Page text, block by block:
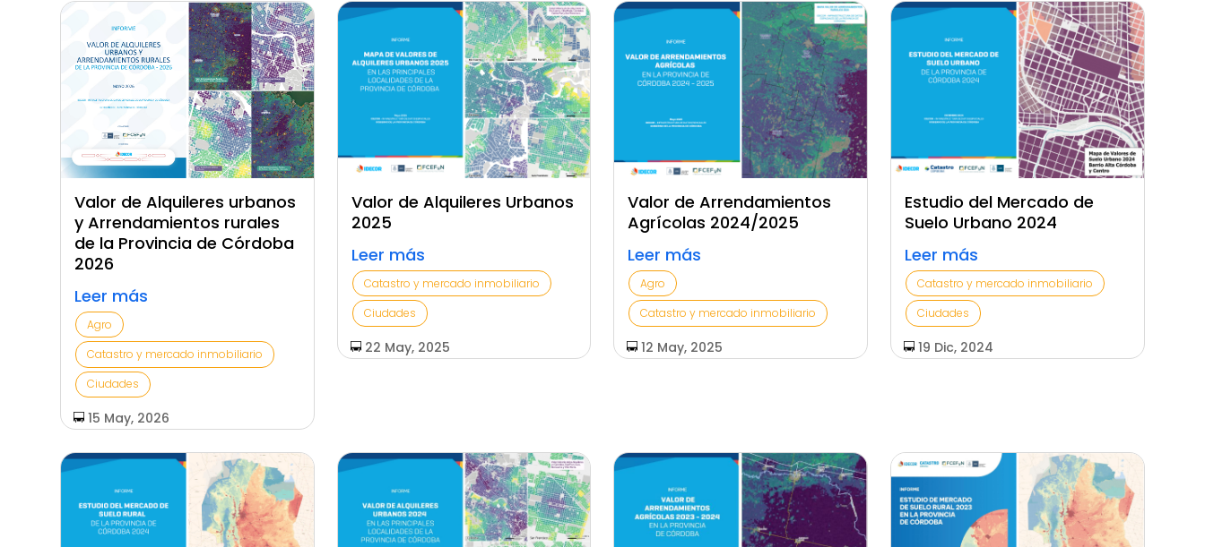
Valor de Alquileres urbanos
y Arrendamientos rurales
de la Provincia de Córdoba
2026
Leer más
Agro
Catastro y mercado inmobiliario
Ciudades
15 May, 2026
Valor de Alquileres Urbanos
2025
Leer más
Catastro y mercado inmobiliario
Ciudades
22 May, 2025
Valor de Arrendamientos
Agrícolas 2024/2025
Leer más
Agro
Catastro y mercado inmobiliario
12 May, 2025
Estudio del Mercado de
Suelo Urbano 2024
Leer más
Catastro y mercado inmobiliario
Ciudades
19 Dic, 2024